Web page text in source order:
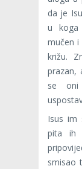
da je
u koga
mučen i
križu.
prazan,
se oni
Isus im
pita ih
smisao